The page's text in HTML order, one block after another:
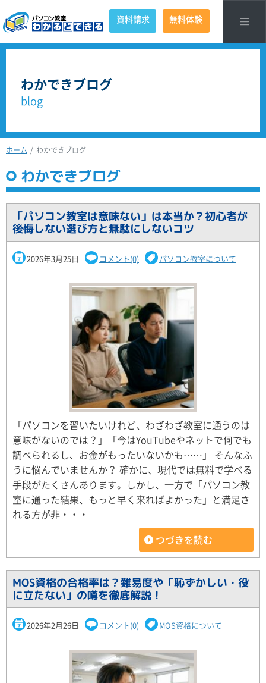
資料請求 無料体験
わかできブログ
blog
ホーム わかできブログ
わかできブログ
「パソコン教室は意味ない」は本当か？初心者が
後悔しない選び方と無駄にしないコツ
2026年3月25日 コメント(0) パソコン教室について
「パソコンを習いたいけれど、わざわざ教室に通うのは
意味がないのでは？」「今はYouTubeやネットで何でも
調べられるし、お金がもったいないかも……」 そんなふ
うに悩んでいませんか？ 確かに、現代では無料で学べる
手段がたくさんあります。しかし、一方で「パソコン教
室に通った結果、もっと早く来ればよかった」と満足さ
れる方が非・・・
つづきを読む
MOS資格の合格率は？難易度や「恥ずかしい・役
に立たない」の噂を徹底解説！
2026年2月26日 コメント(0) MOS資格について